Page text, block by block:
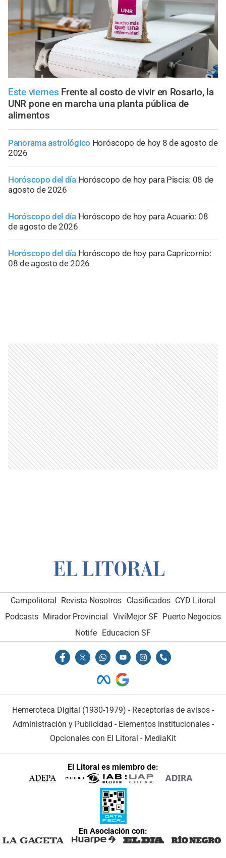
Este viernes Frente al costo de vivir en Rosario, la
UNR pone en marcha una planta pública de
alimentos
Panorama astrológico Horóscopo de hoy 8 de agosto de
2026
Horóscopo del día Horóscopo de hoy para Piscis: 08 de
agosto de 2026
Horóscopo del día Horóscopo de hoy para Acuario: 08
de agosto de 2026
Horóscopo del día Horóscopo de hoy para Capricornio:
08 de agosto de 2026
Campolitoral Revista Nosotros Clasificados CYD Litoral
Podcasts Mirador Provincial VivíMejor SF Puerto Negocios
Notife Educacion SF
Hemeroteca Digital (1930-1979) - Receptorías de avisos -
Administración y Publicidad - Elementos institucionales-
Opcionales con El Litoral - MediaKit
El Litoral es miembro de:
En Asociación con: